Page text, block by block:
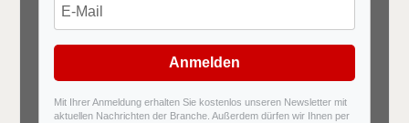
Anmelden
Mit Ihrer Anmeldung erhalten Sie kostenlos unseren Newsletter mit
aktuellen Nachrichten der Branche. Außerdem dürfen wir Ihnen per